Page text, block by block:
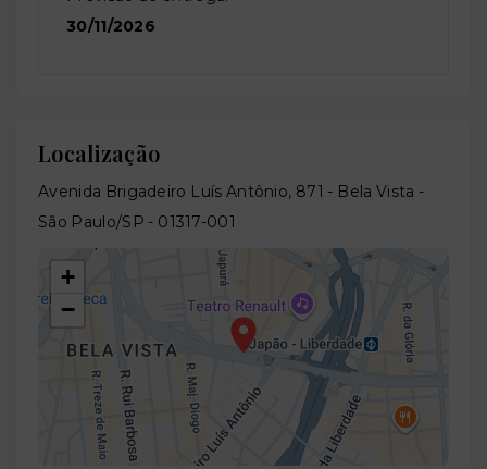
30/11/2026
Localização
Avenida Brigadeiro Luís Antônio, 871 - Bela Vista -
São Paulo/SP - 01317-001
+
−